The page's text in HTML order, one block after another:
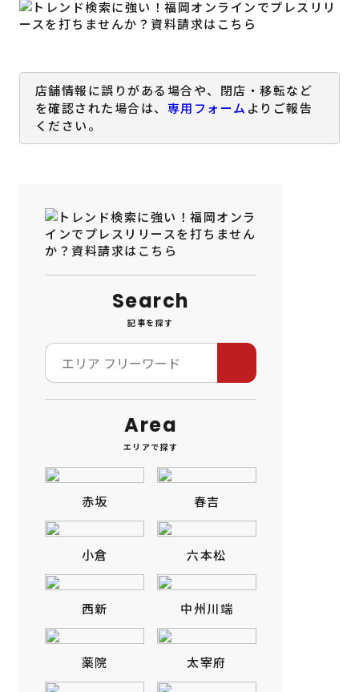
店舗情報に誤りがある場合や、閉店・移転など
を確認された場合は、 専用フォーム よりご報告
ください。
Search
記事を探す
Area
エリアで探す
赤坂 春吉
小倉 六本松
西新 中州川端
薬院 太宰府